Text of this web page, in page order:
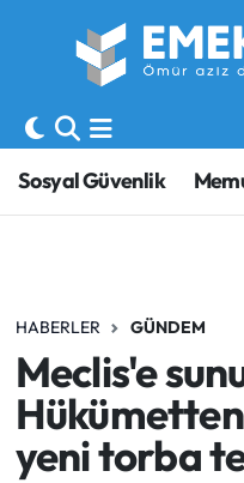
Sosyal Güvenlik
HABERLER GÜNDEM
Meclis'e
yeni torba
Sosyal Güvenlik
Sendika
SORU-CEVAP
Memur
Emekli
İşveren
Hava Durumu
Trafik Durumu
Süper Lig Puan
Son Dakika
Haber Arşivi